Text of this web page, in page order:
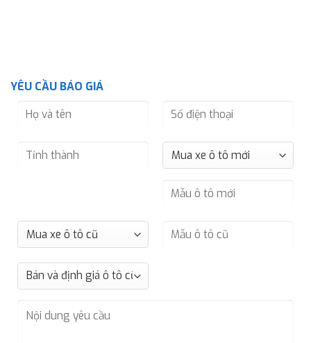
YÊU CẦU BÁO GIÁ